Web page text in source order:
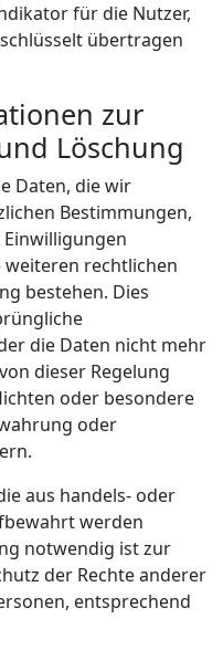
für die Nutzer,
übertragen
zur
Löschung
Daten, die wir
Bestimmungen,
rechtlichen
bestehen. Dies
die Daten nicht mehr
dieser Regelung
oder besondere
oder
aus handels- oder
werden
notwendig ist zur
der Rechte anderer
entsprechend